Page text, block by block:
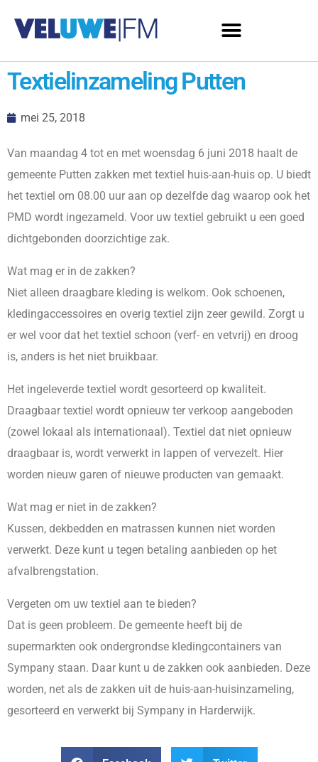
Textielinzameling Putten
mei 25, 2018
Van maandag 4 tot en met woensdag 6 juni 2018 haalt de
gemeente Putten zakken met textiel huis-aan-huis op. U biedt
het textiel om 08.00 uur aan op dezelfde dag waarop ook het
PMD wordt ingezameld. Voor uw textiel gebruikt u een goed
dichtgebonden doorzichtige zak.
Wat mag er in de zakken?
Niet alleen draagbare kleding is welkom. Ook schoenen,
kledingaccessoires en overig textiel zijn zeer gewild. Zorgt u
er wel voor dat het textiel schoon (verf- en vetvrij) en droog
is, anders is het niet bruikbaar.
Het ingeleverde textiel wordt gesorteerd op kwaliteit.
Draagbaar textiel wordt opnieuw ter verkoop aangeboden
(zowel lokaal als internationaal). Textiel dat niet opnieuw
draagbaar is, wordt verwerkt in lappen of vervezelt. Hier
worden nieuw garen of nieuwe producten van gemaakt.
Wat mag er niet in de zakken?
Kussen, dekbedden en matrassen kunnen niet worden
verwerkt. Deze kunt u tegen betaling aanbieden op het
afvalbrengstation.
Vergeten om uw textiel aan te bieden?
Dat is geen probleem. De gemeente heeft bij de
supermarkten ook ondergrondse kledingcontainers van
Sympany staan. Daar kunt u de zakken ook aanbieden. Deze
worden, net als de zakken uit de huis-aan-huisinzameling,
gesorteerd en verwerkt bij Sympany in Harderwijk.